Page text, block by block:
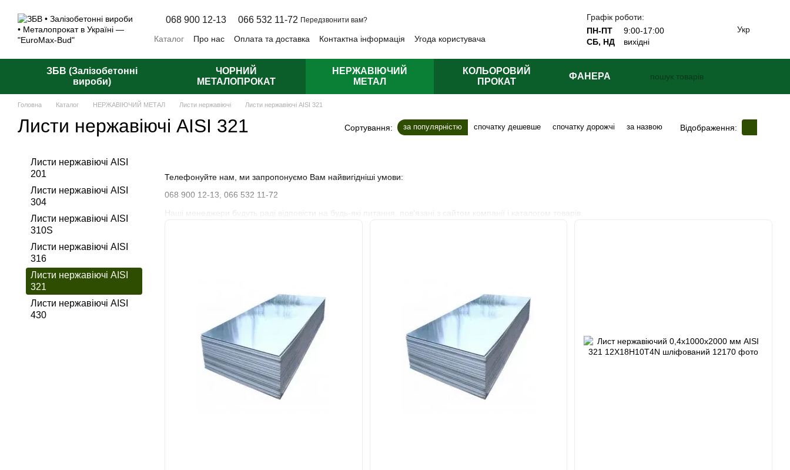
068 900 12-13 066 532 11-72 Передзвонити вам?
Каталог Про нас Оплата та доставка Контактна інформація
Угода користувача
Графік роботи:
ПН-ПТ
9:00-17:00
СБ, НД
вихідні
Укр
ЗБВ (Залізобетонні
вироби)
ЧОРНИЙ
МЕТАЛОПРОКАТ
НЕРЖАВІЮЧИЙ
МЕТАЛ
КОЛЬОРОВИЙ
ПРОКАТ
ФАНЕРА
Головна Каталог НЕРЖАВІЮЧИЙ МЕТАЛ Листи нержавіючі Листи нержавіючі AISI 321
Листи нержавіючі AISI 321 Сортування: за популярністю спочатку дешевше спочатку дорожчі за назвою Відображення:
Телефонуйте нам, ми запропонуємо Вам найвигідніші умови:
068 900 12-13, 066 532 11-72
Наші менеджери будуть раді відповісти на будь-які питання, пов'язані з сайтом компанії і каталогом товарів.
Листи нержавіючі AISI
201
Листи нержавіючі AISI
304
Листи нержавіючі AISI
310S
Листи нержавіючі AISI
316
Листи нержавіючі AISI
321
Листи нержавіючі AISI
430